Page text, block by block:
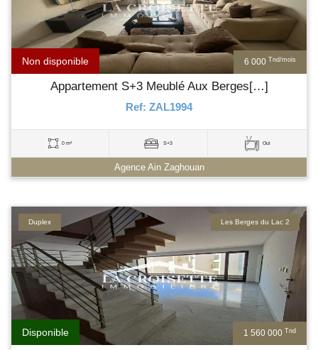
6 000 Tnd/mois
Non disponible
Appartement S+3 Meublé Aux Berges[…]
Ref: ZAL1994
0 m² S+3 Oui
Agence Ain Zaghouan
1 560 000 Tnd
Disponible
Les Berges du Lac 2
Duplex